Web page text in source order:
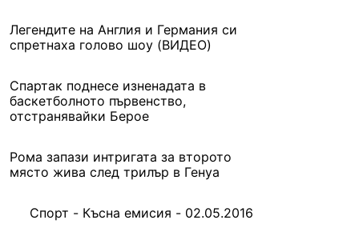
Легендите на Англия и Германия си
спретнаха голово шоу (ВИДЕО)
Спартак поднесе изненадата в
баскетболното първенство,
отстранявайки Берое
Рома запази интригата за второто
място жива след трилър в Генуа
Спорт - Късна емисия - 02.05.2016